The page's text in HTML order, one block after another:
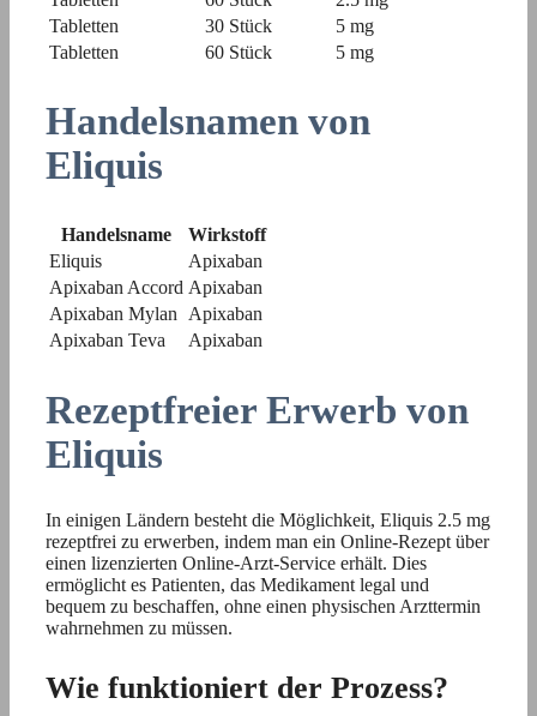
Tabletten
30 Stück
5 mg
Tabletten
60 Stück 5 mg
Handelsnamen von
Eliquis
Handelsname
Wirkstoff
Eliquis
Apixaban
Apixaban Accord Apixaban
Apixaban Mylan
Apixaban
Apixaban Teva
Apixaban
Rezeptfreier Erwerb von
Eliquis
In einigen Ländern besteht die Möglichkeit, Eliquis 2.5 mg
rezeptfrei zu erwerben, indem man ein Online-Rezept über
einen lizenzierten Online-Arzt-Service erhält. Dies
ermöglicht es Patienten, das Medikament legal und
bequem zu beschaffen, ohne einen physischen Arzttermin
wahrnehmen zu müssen.
Wie funktioniert der Prozess?